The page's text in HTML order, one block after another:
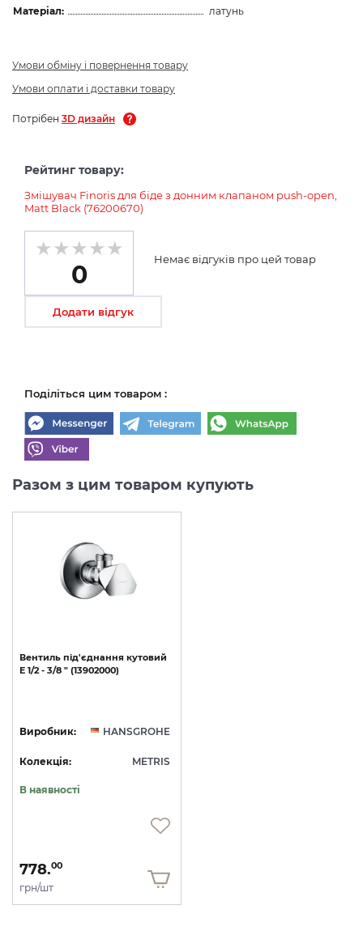
Матеріал:
латунь
Умови обміну і повернення товару
Умови оплати і доставки товару
Потрібен 3D дизайн
Рейтинг товару:
Змішувач Finoris для біде з донним клапаном push-open,
Matt Black (76200670)
0
Немає відгуків про цей товар
Додати відгук
Поділіться цим товаром :
Разом з цим товаром купують
Вентиль під'єднання кутовий
E 1/2 - 3/8 " (13902000)
Виробник: HANSGROHE
Колекція: METRIS
В наявності
778.00
грн/шт